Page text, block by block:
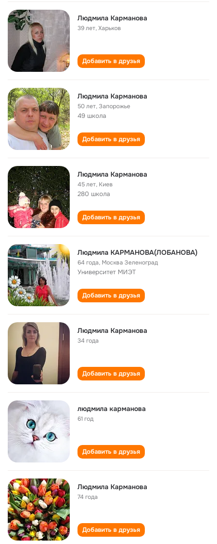
Людмила Карманова
39 лет,Харьков
Добавить в друзья
Людмила Карманова
50 лет,Запорожье
49 школа
Добавить в друзья
Людмила Карманова
45 лет, Киев
280 школа
Добавить в друзья
Людмила КАРМАНОВА(ЛОБАНОВА)
64 года, Москва Зеленоград
Университет МИЭТ
Добавить в друзья
Людмила Карманова
34 года
Добавить в друзья
людмила карманова
61 год
Добавить в друзья
Людмила Карманова
74 года
Добавить в друзья